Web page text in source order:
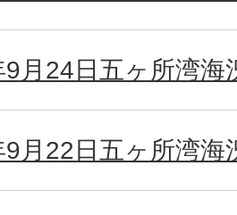
月24日五ヶ所湾海
月22日五ヶ所湾海